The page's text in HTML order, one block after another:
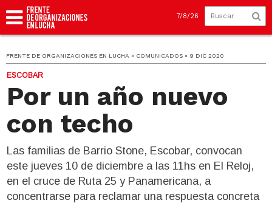
7/8/26
FRENTE DE ORGANIZACIONES EN LUCHA » COMUNICADOS » 9 DIC 2020
ESCOBAR
Por un año nuevo
con techo
Las familias de Barrio Stone, Escobar, convocan
este jueves 10 de diciembre a las 11hs en El Reloj,
en el cruce de Ruta 25 y Panamericana, a
concentrarse para reclamar una respuesta concreta